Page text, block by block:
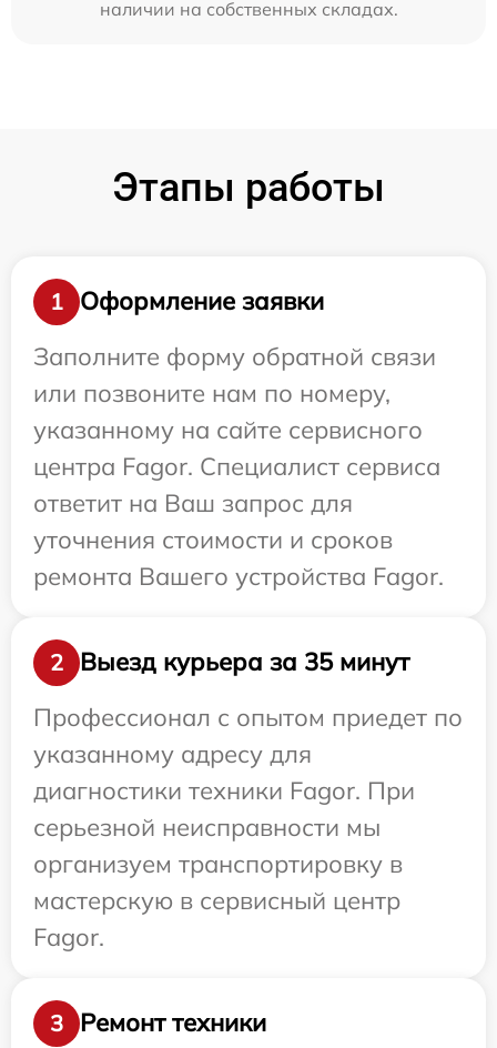
наличии на собственных складах.
Этапы работы
1
Оформление заявки
Заполните форму обратной связи
или позвоните нам по номеру,
указанному на сайте сервисного
центра Fagor. Специалист сервиса
ответит на Ваш запрос для
уточнения стоимости и сроков
ремонта Вашего устройства Fagor.
2
Выезд курьера за 35 минут
Профессионал с опытом приедет по
указанному адресу для
диагностики техники Fagor. При
серьезной неисправности мы
организуем транспортировку в
мастерскую в сервисный центр
Fagor.
3 Ремонт техники